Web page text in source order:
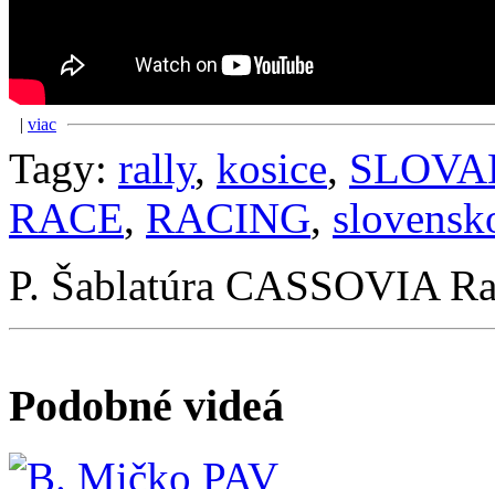
| viac
Tagy: rally, kosice,
RACE, RACING,
P. Šablatúra CASSOVIA
Podobné videá